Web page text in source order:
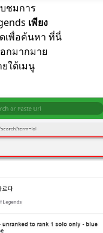
ชมการ
เพียง
เพื่อค้นหา ที่นี่
กมากมาย
ใต้เมนู